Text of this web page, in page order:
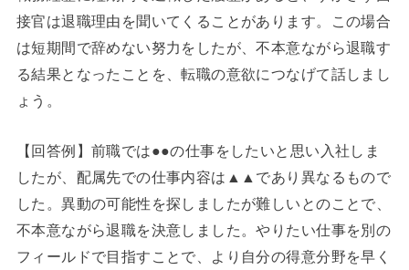
接官は退職理由を聞いてくることがあります。この場合
は短期間で辞めない努力をしたが、不本意ながら退職す
る結果となったことを、転職の意欲につなげて話しまし
ょう。
【回答例】前職では●●の仕事をしたいと思い入社しま
したが、配属先での仕事内容は▲▲であり異なるもので
した。異動の可能性を探しましたが難しいとのことで、
不本意ながら退職を決意しました。やりたい仕事を別の
フィールドで目指すことで、より自分の得意分野を早く